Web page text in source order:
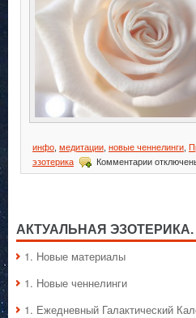
инфо медитации новые ченнелинги
эзотерика
Комментариик
записи
АКТУАЛЬНАЯ ЭЗОТЕРИКА.
1. Hовые материалы
1. Hовые ченнелинги
1. Ежедневный Галактический